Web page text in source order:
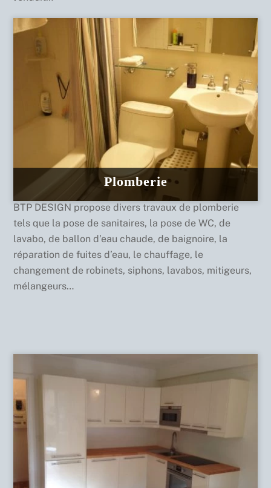
Plomberie
BTP DESIGN propose divers travaux de plomberie
tels que la pose de sanitaires, la pose de WC, de
lavabo, de ballon d’eau chaude, de baignoire, la
réparation de fuites d’eau, le chauffage, le
changement de robinets, siphons, lavabos, mitigeurs,
mélangeurs…